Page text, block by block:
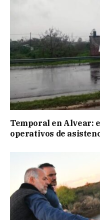
Temporal en Alvear:
operativos de